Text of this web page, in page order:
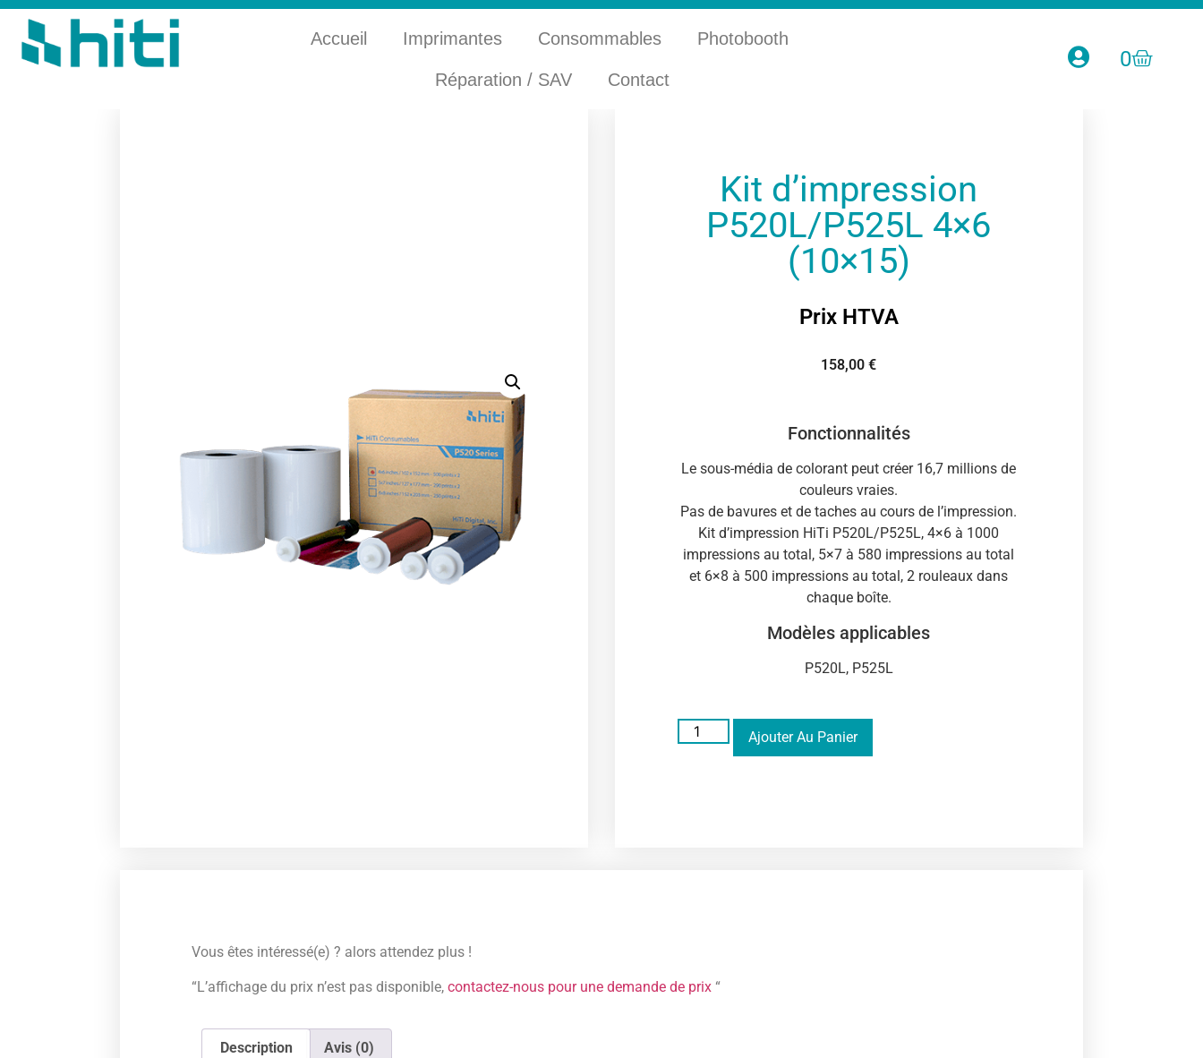
Accueil Imprimantes Consommables Photobooth
Réparation / SAV Contact
0
Kit d’impression
P520L/P525L 4×6
(10×15)
Prix HTVA
158,00€
Fonctionnalités
Le sous-média de colorant peut créer 16,7 millions de
couleurs vraies.
Pas de bavures et de taches au cours de l’impression.
Kit d’impression HiTi P520L/P525L, 4×6 à 1000
impressions au total, 5×7 à 580 impressions au total
et 6×8 à 500 impressions au total, 2 rouleaux dans
chaque boîte.
Modèles applicables
P520L, P525L
Ajouter Au Panier
Vous êtes intéressé(e) ? alors attendez plus !
“L’affichage du prix n’est pas disponible,contactez-nous pour une demande de prix “
Description Avis (0)